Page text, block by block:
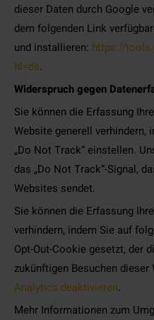
dieser Daten durch Google
dem folgenden Link
und installieren: https://
hl=de.
Widerspruch gegen
Sie können die Erfassung
Website generell verhindern,
„Do Not Track“ einstellen.
das „Do Not Track“-Signal,
Websites sendet.
Sie können die Erfassung
verhindern, indem Sie auf
Opt-Out-Cookie gesetzt, der
zukünftigen Besuchen dieser
Analytics deaktivieren.
Mehr Informationen zum